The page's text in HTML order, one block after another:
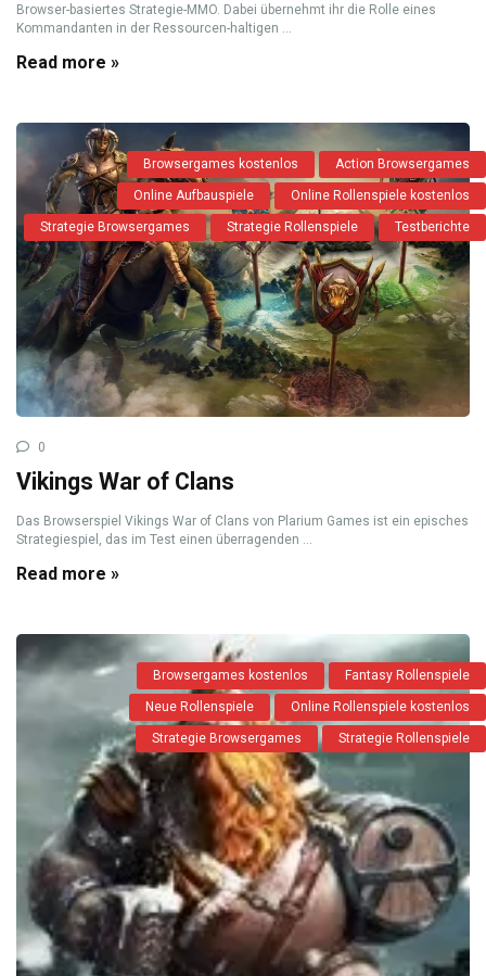
Browser-basiertes Strategie-MMO. Dabei übernehmt ihr die Rolle eines
Kommandanten in der Ressourcen-haltigen ...
Read more »
Browsergames kostenlos Action Browsergames
Online Aufbauspiele Online Rollenspiele kostenlos
Strategie Browsergames Strategie Rollenspiele Testberichte
0
Vikings War of Clans
Das Browserspiel Vikings War of Clans von Plarium Games ist ein episches
Strategiespiel, das im Test einen überragenden ...
Read more »
Browsergames kostenlos Fantasy Rollenspiele
Neue Rollenspiele Online Rollenspiele kostenlos
Strategie Browsergames Strategie Rollenspiele